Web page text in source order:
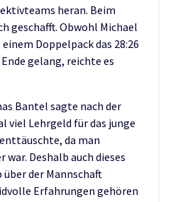
heran. Beim
geschafft. Obwohl Michael
Doppelpack das 28:26
gelang, reichte es
Bantel sagte nach der
viel Lehrgeld für das junge
da man
Deshalb auch dieses
über der Mannschaft
Erfahrungen gehören